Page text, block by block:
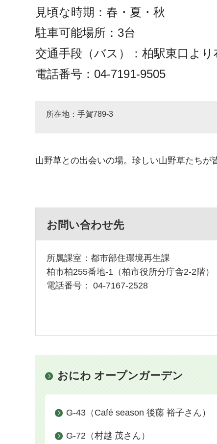
見頃な時期：春・夏・秋
駐車可能場所：3台
交通手段（バス）：柏駅東口よ
電話番号：04-7191-9505
所在地：手賀789-3
山野草との出会いの場。珍しい山野草たちが
お問い合わせ先
所属課室：都市部住環境再生課
柏市柏255番地-1（柏市役所分庁舎2-2階）
電話番号：
04-7167-2528
おにわ オープンガーデン
G-43（Café season 後藤 裕子さん）
G-72（村越 茂さん）